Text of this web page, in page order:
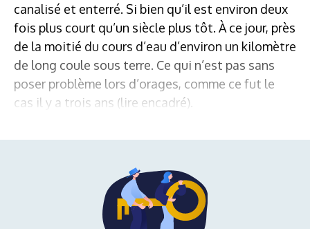
canalisé et enterré. Si bien qu’il est environ deux
fois plus court qu’un siècle plus tôt. À ce jour, près
de la moitié du cours d’eau d’environ un kilomètre
de long coule sous terre. Ce qui n’est pas sans
poser problème lors d’orages, comme ce fut le
cas il y a trois ans (lire encadré).